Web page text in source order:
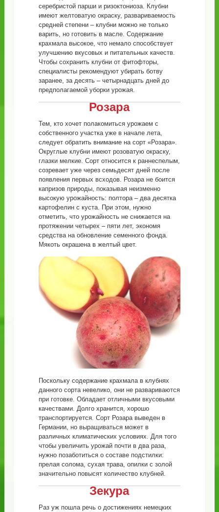
серебристой парши и ризоктониоза. Клубни
имеют желтоватую окраску, развариваемость
средней степени – клубни можно не только
варить, но готовить в масле. Содержание
крахмала высокое, что немало способствует
улучшению вкусовых и питательных качеств.
Чтобы сохранить клубни от фитофторы,
специалисты рекомендуют убирать ботву
заранее, за десять – четырнадцать дней до
предполагаемой уборки урожая.
Розара
Тем, кто хочет полакомиться урожаем с
собственного участка уже в начале лета,
следует обратить внимание на сорт «Розара».
Округлые клубни имеют розоватую окраску,
глазки мелкие. Сорт относится к раннеспелым,
созревает уже через семьдесят дней после
появления первых всходов. Розара не боится
капризов природы, показывая неизменно
высокую урожайность: полтора – два десятка
картофелин с куста. При этом, нужно
отметить, что урожайность не снижается на
протяжении четырех – пяти лет, экономя
средства на обновление семенного фонда.
Мякоть окрашена в желтый цвет.
Поскольку содержание крахмала в клубнях
данного сорта невелико, они не развариваются
при готовке. Обладает отличными вкусовыми
качествами. Долго хранится, хорошо
транспортируется. Сорт Розара выведен в
Германии, но выращиваться может в
различных климатических условиях. Для того
чтобы увеличить урожай почти в два раза,
нужно позаботиться о составе подстилки:
прелая солома, сухая трава, опилки с золой
значительно повысят количество клубней.
Зекура
Раз уж пошла речь о достижениях немецких